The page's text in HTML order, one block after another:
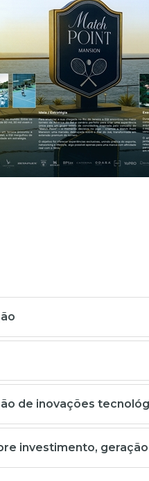
de inovações
investimento,